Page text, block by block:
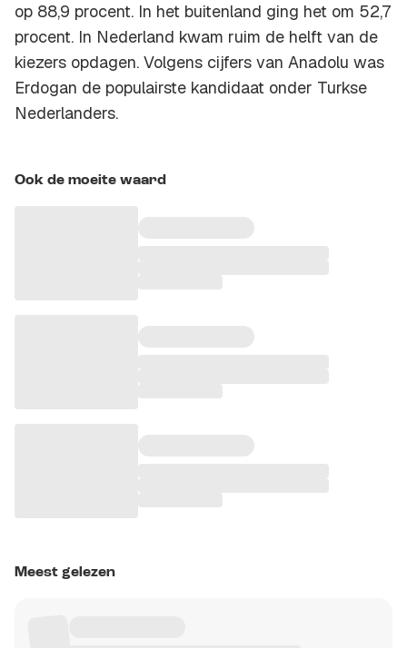
op 88,9 procent. In het buitenland ging het om 52,7
procent. In Nederland kwam ruim de helft van de
kiezers opdagen. Volgens cijfers van Anadolu was
Erdogan de populairste kandidaat onder Turkse
Nederlanders.
Ook de moeite waard
Meest gelezen